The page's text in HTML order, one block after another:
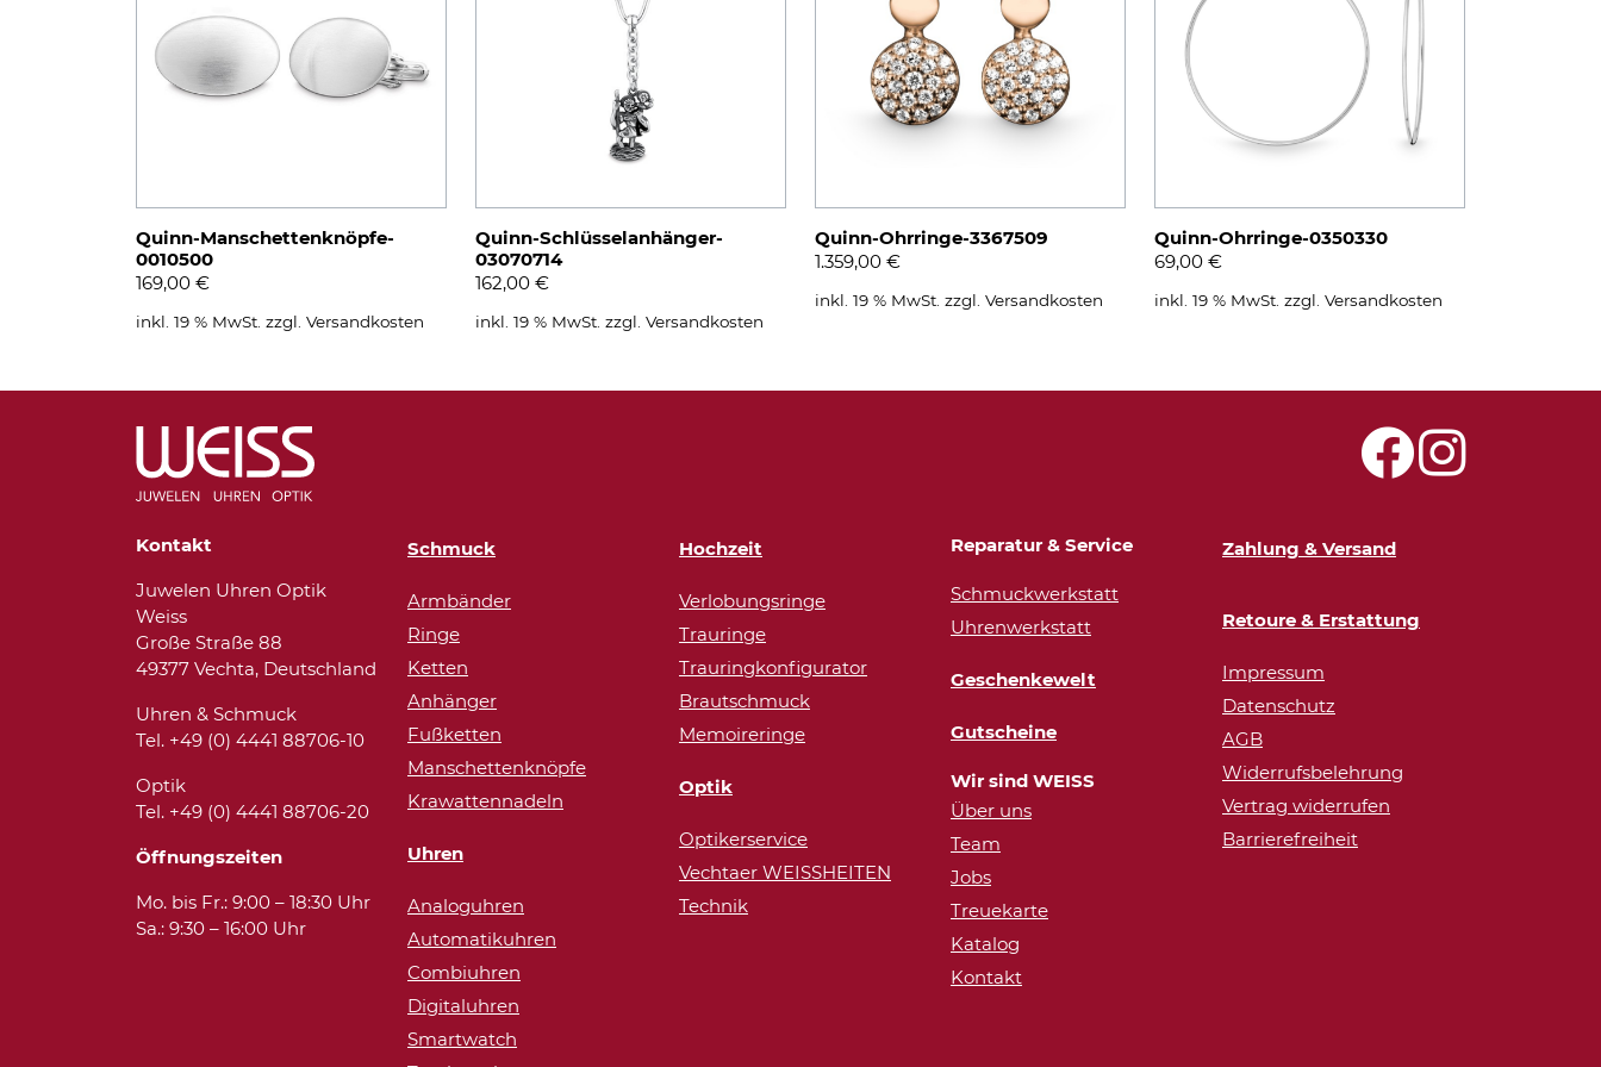
Quinn-Manschettenknöpfe-
0010500
169,00 €
inkl. 19 % MwSt. zzgl. Versandkosten
Quinn-Schlüsselanhänger-
03070714
162,00 €
inkl. 19 % MwSt. zzgl. Versandkosten
Quinn-Ohrringe-3367509
1.359,00 €
inkl. 19 % MwSt. zzgl. Versandkosten
Quinn-Ohrringe-0350330
69,00 €
inkl. 19 % MwSt. zzgl. Versandkosten
Kontakt
Juwelen Uhren Optik
Weiss
Große Straße 88
49377 Vechta, Deutschland
Uhren & Schmuck
Tel. +49 (0) 4441 88706-10
Optik
Tel. +49 (0) 4441 88706-20
Öffnungszeiten
Mo. bis Fr.: 9:00 – 18:30 Uhr
Sa.: 9:30 – 16:00 Uhr
Schmuck
Armbänder
Ringe
Ketten
Anhänger
Fußketten
Manschettenknöpfe
Krawattennadeln
Uhren
Analoguhren
Automatikuhren
Combiuhren
Digitaluhren
Smartwatch
Hochzeit
Verlobungsringe
Trauringe
Trauringkonfigurator
Brautschmuck
Memoireringe
Optik
Optikerservice
Vechtaer WEISSHEITEN
Technik
Reparatur & Service
Schmuckwerkstatt
Uhrenwerkstatt
Geschenkewelt
Gutscheine
Wir sind WEISS
Über uns
Team
Jobs
Treuekarte
Katalog
Kontakt
Zahlung & Versand
Retoure & Erstattung
Impressum
Datenschutz
AGB
Widerrufsbelehrung
Vertrag widerrufen
Barrierefreiheit